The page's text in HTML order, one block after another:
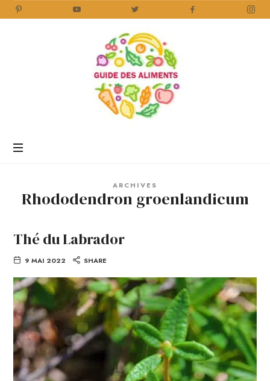
Aliments
ARCHIVES
Rhododendron groenlandicum
Thé du Labrador
9 MAI 2022 SHARE